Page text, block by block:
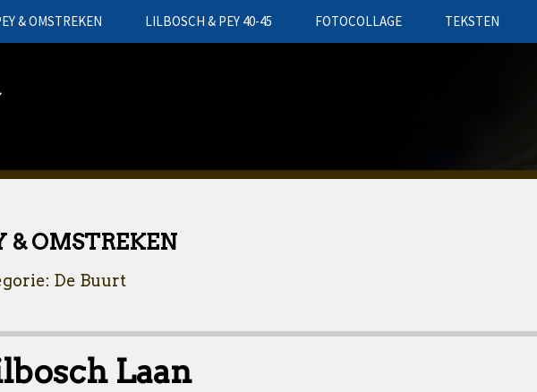
& OMSTREKEN LILBOSCH & PEY 40-45 FOTOCOLLAGE TEKSTEN
& OMSTREKEN
De Buurt
Laan